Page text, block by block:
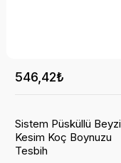
546,42₺
Sistem Püsküllü Beyzi
Kesim Koç Boynuzu
Tesbih